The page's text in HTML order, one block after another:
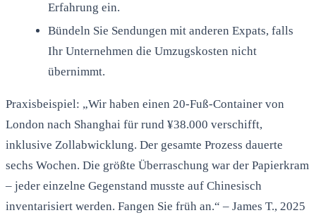
Erfahrung ein.
Bündeln Sie Sendungen mit anderen Expats, falls
Ihr Unternehmen die Umzugskosten nicht
übernimmt.
Praxisbeispiel: „Wir haben einen 20-Fuß-Container von
London nach Shanghai für rund ¥38.000 verschifft,
inklusive Zollabwicklung. Der gesamte Prozess dauerte
sechs Wochen. Die größte Überraschung war der Papierkram
– jeder einzelne Gegenstand musste auf Chinesisch
inventarisiert werden. Fangen Sie früh an.“ – James T., 2025